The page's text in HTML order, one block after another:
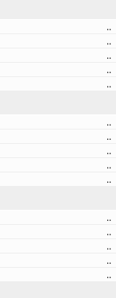
..
..
..
..
..
..
..
..
..
..
..
..
..
..
..